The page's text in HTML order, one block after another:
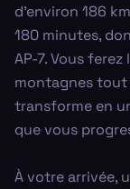
d'environ 186
180 minutes,
AP-7. Vous
montagnes tout
transforme en
que vous
À votre arrivée,